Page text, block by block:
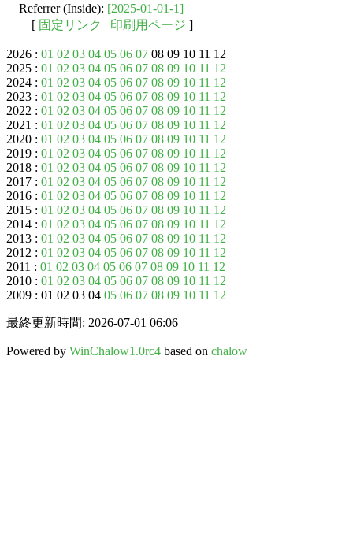
Referrer (Inside): [2025-01-01-1]
[ 固定リンク | 印刷用ページ ]
2026 : 01 02 03 04 05 06 07 08 09 10 11 12
2025 : 01 02 03 04 05 06 07 08 09 10 11 12
2024 : 01 02 03 04 05 06 07 08 09 10 11 12
2023 : 01 02 03 04 05 06 07 08 09 10 11 12
2022 : 01 02 03 04 05 06 07 08 09 10 11 12
2021 : 01 02 03 04 05 06 07 08 09 10 11 12
2020 : 01 02 03 04 05 06 07 08 09 10 11 12
2019 : 01 02 03 04 05 06 07 08 09 10 11 12
2018 : 01 02 03 04 05 06 07 08 09 10 11 12
2017 : 01 02 03 04 05 06 07 08 09 10 11 12
2016 : 01 02 03 04 05 06 07 08 09 10 11 12
2015 : 01 02 03 04 05 06 07 08 09 10 11 12
2014 : 01 02 03 04 05 06 07 08 09 10 11 12
2013 : 01 02 03 04 05 06 07 08 09 10 11 12
2012 : 01 02 03 04 05 06 07 08 09 10 11 12
2011 : 01 02 03 04 05 06 07 08 09 10 11 12
2010 : 01 02 03 04 05 06 07 08 09 10 11 12
2009 : 01 02 03 04 05 06 07 08 09 10 11 12
最終更新時間: 2026-07-01 06:06
Powered by WinChalow1.0rc4 based on chalow